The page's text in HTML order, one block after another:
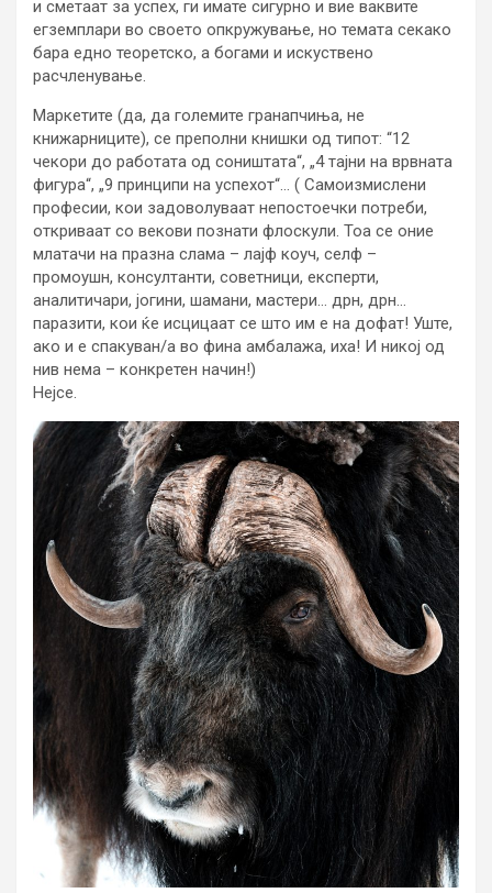
и сметаат за успех, ги имате сигурно и вие ваквите
егземплари во своето опкружување, но темата секако
бара едно теоретско, а богами и искуствено
расчленување.
Маркетите (да, да големите гранапчиња, не
книжарниците), се преполни книшки од типот: “12
чекори до работата од соништата“, „4 тајни на врвната
фигура“, „9 принципи на успехот“… ( Самоизмислени
професии, кои задоволуваат непостоечки потреби,
откриваат со векови познати флоскули. Тоа се оние
млатачи на празна слама – лајф коуч, селф –
промоушн, консултанти, советници, експерти,
аналитичари, јогини, шамани, мастери… дрн, дрн…
паразити, кои ќе исцицаат се што им е на дофат! Уште,
ако и е спакуван/а во фина амбалажа, иха! И никој од
нив нема – конкретен начин!)
Нејсе.